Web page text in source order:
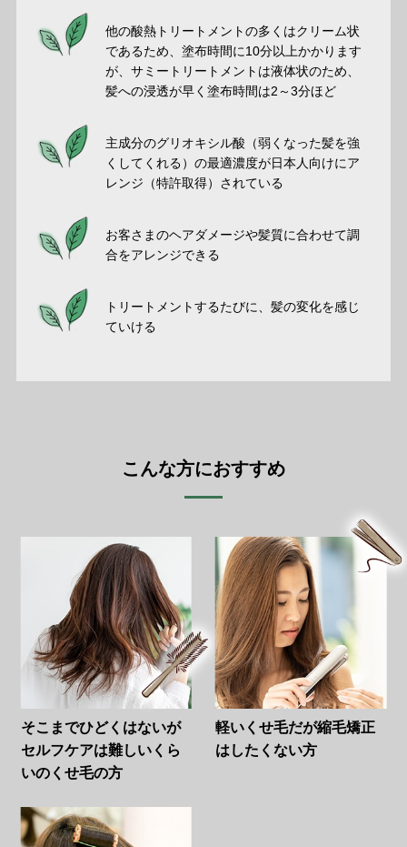
他の酸熱トリートメントの多くはクリーム状
であるため、塗布時間に10分以上かかります
が、サミートリートメントは液体状のため、
髪への浸透が早く塗布時間は2～3分ほど
主成分のグリオキシル酸（弱くなった髪を強
くしてくれる）の最適濃度が日本人向けにア
レンジ（特許取得）されている
お客さまのヘアダメージや髪質に合わせて調
合をアレンジできる
トリートメントするたびに、髪の変化を感じ
ていける
こんな方におすすめ
そこまでひどくはないが
セルフケアは難しいくら
いのくせ毛の方
軽いくせ毛だが縮毛矯正
は したくない方